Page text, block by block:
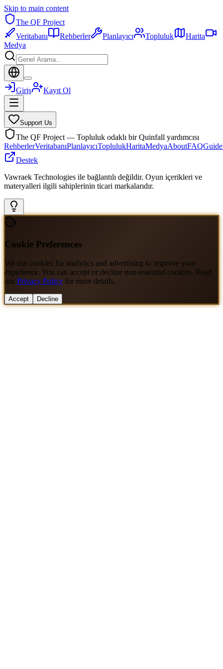
Skip to main content
The QF Project
Veritabanı
Rehberler Planlayıcı Topluluk
Harita
Medya
Giriş Kayıt Ol
Support Us
The QF Project — Topluluk odaklı bir Quinfall yardımcısı
RehberlerVeritabanıPlanlayıcıToplulukHaritaMedyaAboutFAQ
Destek
Vawraek Technologies ile bağlantılı değildir. Oyun içerikleri ve
materyalleri ilgili sahiplerinin ticari markalarıdır.
Cookie Preferences
We use cookies for analytics and advertising to improve your
experience. You can accept or decline non-essential cookies. Read
our Privacy Policy for more details.
Accept Decline